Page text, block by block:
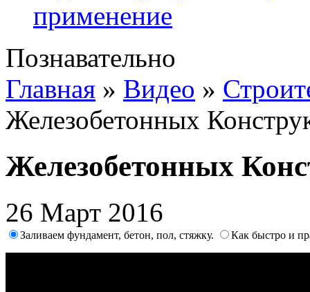
применение
Познавательно
Главная » Видео »
Железобетонных
Железобетонных
26 Март 2016
Заливаем фундамент, бетон, пол, стяжку. Как быстро и